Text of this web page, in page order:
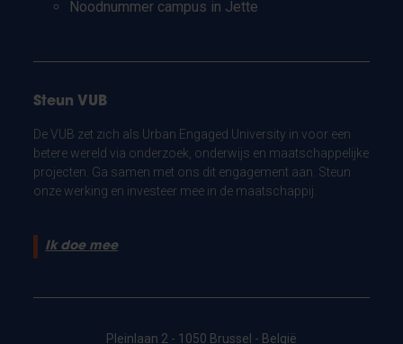
Noodnummer campus in Jette
Steun VUB
De VUB zet zich als Urban Engaged University in voor een
betere wereld via onderzoek, onderwijs en maatschappelijke
projecten. Ga samen met ons dit engagement aan. Steun
onze werking en investeer mee in de maatschappij.
Ik doe mee
Pleinlaan 2 - 1050 Brussel - België